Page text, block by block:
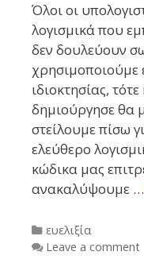
Όλοι οι
λογισμικά που
δεν δουλεύουν
χρησιμοποιούμε
ιδιοκτησίας,
δημιούργησε θα
στείλουμε πίσω
ελεύθερο
κώδικα μας
ανακαλύψουμε …
Categories
ευελιξία
Leave a comment